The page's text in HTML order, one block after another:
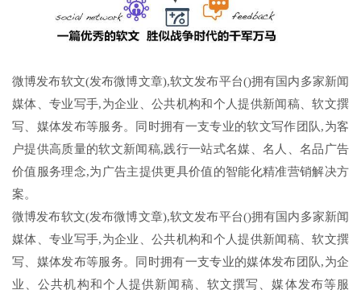
微博发布软文(发布微博文章),软文发布平台()拥有国内多家新闻
媒体、专业写手,为企业、公共机构和个人提供新闻稿、软文撰
写、媒体发布等服务。同时拥有一支专业的软文写作团队,为客
户提供高质量的软文新闻稿,践行一站式名媒、名人、名品广告
价值服务理念,为广告主提供更具价值的智能化精准营销解决方
案。
微博发布软文(发布微博文章),软文发布平台()拥有国内多家新闻
媒体、专业写手,为企业、公共机构和个人提供新闻稿、软文撰
写、媒体发布等服务。同时拥有一支专业的媒体发布团队,为企
业、公共机构和个人提供新闻稿、软文撰写、媒体发布等服